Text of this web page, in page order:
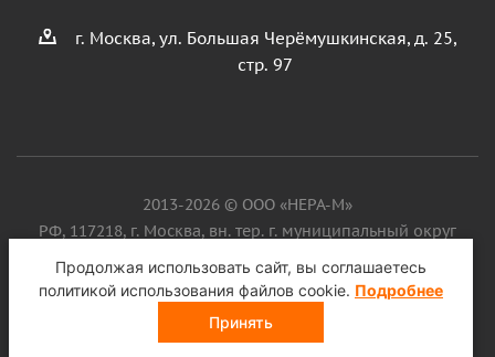
г. Москва, ул. Большая Черёмушкинская, д. 25,
стр. 97
2013-2026 © ООО «НЕРА-М»
РФ, 117218, г. Москва, вн. тер. г. муниципальный округ
Котловка, ул. Большая Черёмушкинская, д. 25, стр. 97, ИНН
9718086924, ОГРН 1187746099750
Продолжая использовать сайт, вы соглашаетесь
политикой использования файлов cookie. Подробнее
Принять